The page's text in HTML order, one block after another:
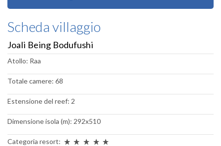
Scheda villaggio
Joali Being Bodufushi
Atollo: Raa
Totale camere: 68
Estensione del reef: 2
Dimensione isola (m): 292x510
Categoria resort: